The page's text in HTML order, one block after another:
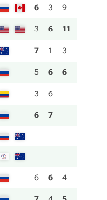
6 3 9
3 6 11
7 1 3
5 6 6
3 6
6 7
6 6 4